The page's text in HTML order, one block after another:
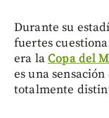
Durante su
fuertes
era laCopa del
es una
totalmente